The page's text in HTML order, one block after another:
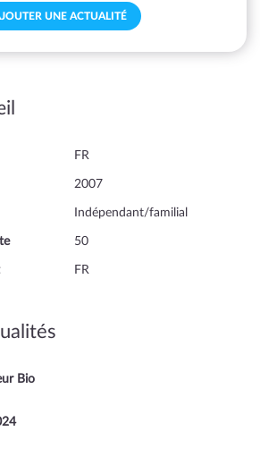
UNE ACTUALITÉ
FR
2007
Indépendant/familial
50
FR
Bio